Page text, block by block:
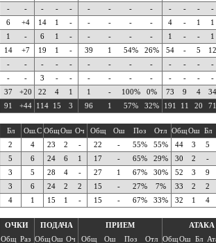
- - - - - - - - - - - - -
6 +4 14 1 - - - - - 4 - 1 1
1 - 6 1 - - - - - 1 - - 1
14 +7 19 1 - 39 1 54% 26% 54 - 5 12
- - - - - - - - - - - - -
- - 3 - - - - - - - - - -
37 +20 22 4 1 1 - 100% 0% 73 9 4 34
91 +44 114 15 3 96 1 57% 32% 191 11 20 71
Бл Ош.С ОбщОш Оч Общ Ош Поз Отл ОбщОш Бл
2 4 23 2 - 22 - 55% 55% 44 3 5
5 6 24 6 1 17 - 65% 29% 30 2 -
3 5 28 4 - 27 1 67% 30% 52 3 9
3 6 24 2 2 15 - 27% 7% 33 2 2
4 1 15 1 - 15 - 67% 33% 32 1 4
ОЧКИ ПОДАЧА ПРИЕМ АТАКА
Общ Раз ОбщОш Оч Общ Ош Поз Отл ОбщОш Бл